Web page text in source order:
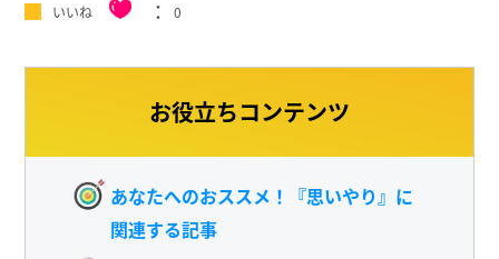
いいね
0
お役立ちコンテンツ
あなたへのおススメ！『思いやり』に
関連する記事